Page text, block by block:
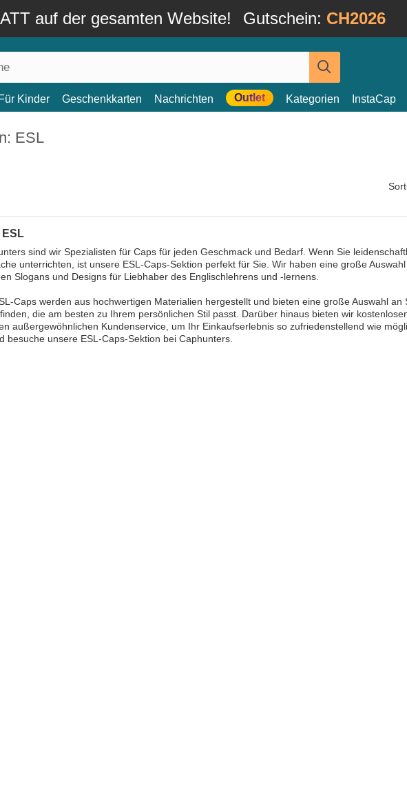
auf der gesamten Website! Gutschein: CH2026
Für Kinder Geschenkkarten Nachrichten Outlet Kategorien InstaCap
ESL
ESL
sind wir Spezialisten für Caps für jeden Geschmack und Bedarf. Wenn Sie
unterrichten, ist unsere ESL-Caps-Sektion perfekt für Sie. Wir haben eine große
Slogans und Designs für Liebhaber des Englischlehrens und -lernens.
Caps werden aus hochwertigen Materialien hergestellt und bieten eine große Auswahl an
die am besten zu Ihrem persönlichen Stil passt. Darüber hinaus bieten wir
außergewöhnlichen Kundenservice, um Ihr Einkaufserlebnis so zufriedenstellend wie
besuche unsere ESL-Caps-Sektion bei Caphunters.